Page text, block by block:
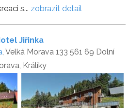
s... zobrazit detail
Jiřinka
, Velká Morava 133 561 69 Dolní
Králíky